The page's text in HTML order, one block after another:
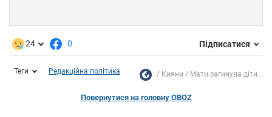
24 0 Підписатися
Теги Редакційна політика Кияни Мати загинула діти...
Повернутися на головну OBOZ